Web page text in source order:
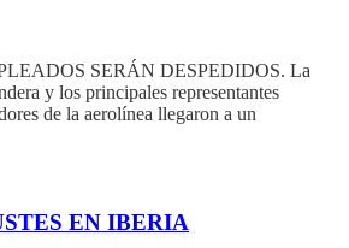
SERÁN DESPEDIDOS. La
y los principales representantes
de la aerolínea llegaron a un
EN IBERIA